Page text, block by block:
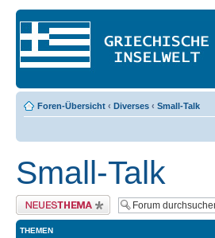
Foren-Übersicht ‹ Diverses ‹ Small-Talk
Small-Talk
Neues Thema erstellen
THEMEN